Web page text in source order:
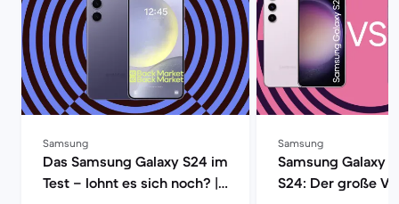
Samsung
Das Samsung Galaxy S24 im
Test – lohnt es sich noch? |
Samsung
Samsung Galaxy
S24: Der große